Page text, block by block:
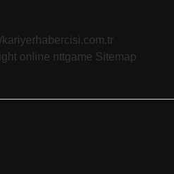
kariyerhabercisi.com.tr
online nttgame Sitemap